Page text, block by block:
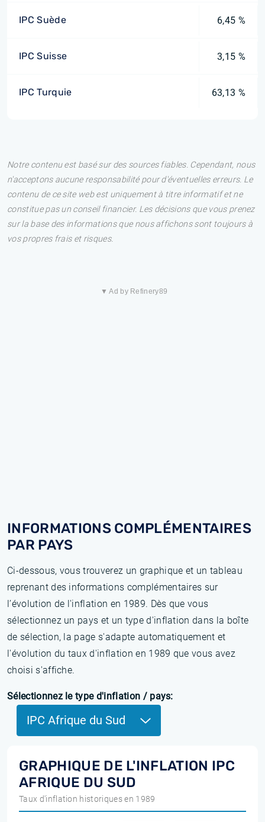
IPC Suède 6,45 %
IPC Suisse 3,15 %
IPC Turquie 63,13 %
Notre contenu est basé sur des sources fiables. Cependant, nous
n'acceptons aucune responsabilité pour d'éventuelles erreurs. Le
contenu de ce site web est uniquement à titre informatif et ne
constitue pas un conseil financier. Les décisions que vous prenez
sur la base des informations que nous affichons sont toujours à
vos propres frais et risques.
▼ Ad by Refinery89
INFORMATIONS COMPLÉMENTAIRES
PAR PAYS
Ci-dessous, vous trouverez un graphique et un tableau
reprenant des informations complémentaires sur
l’évolution de l'inflation en 1989. Dès que vous
sélectionnez un pays et un type d'inflation dans la boîte
de sélection, la page s'adapte automatiquement et
l'évolution du taux d'inflation en 1989 que vous avez
choisi s'affiche.
Sélectionnez le type d'inflation / pays:
IPC Afrique du Sud
GRAPHIQUE DE L'INFLATION IPC
AFRIQUE DU SUD
Taux d'inflation historiques en 1989